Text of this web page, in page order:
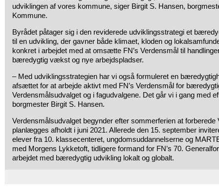
udviklingen af vores kommune, siger Birgit S. Hansen,
Kommune.
Byrådet påtager sig i den reviderede udviklingsstrategi et
til en udvikling, der gavner både klimaet, kloden og
konkret i arbejdet med at omsætte FN’s Verdensmål til
bæredygtig vækst og nye arbejdspladser.
– Med udviklingsstrategien har vi også formuleret en
afsættet for at arbejde aktivt med FN’s Verdensmål for
Verdensmålsudvalget og i fagudvalgene. Det går vi i gang med
borgmester Birgit S. Hansen.
Verdensmålsudvalget begynder efter sommerferien at
planlægges afholdt i juni 2021. Allerede den 15. september
elever fra 10. klassecenteret, ungdomsuddannelserne og
med Morgens Lykketoft, tidligere formand for FN’s 70.
arbejdet med bæredygtig udvikling lokalt og globalt.